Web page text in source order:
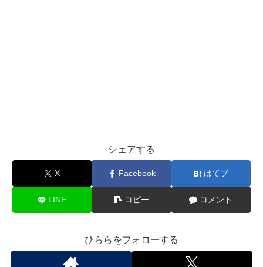
シェアする
X Facebook はてブ
LINE コピー コメント
ひららをフォローする